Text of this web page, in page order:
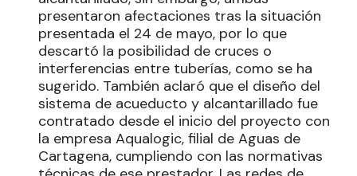
presentaron afectaciones tras la situación
presentada el 24 de mayo, por lo que
descartó la posibilidad de cruces o
interferencias entre tuberías, como se ha
sugerido. También aclaró que el diseño del
sistema de acueducto y alcantarillado fue
contratado desde el inicio del proyecto con
la empresa Aqualogic, filial de Aguas de
Cartagena, cumpliendo con las normativas